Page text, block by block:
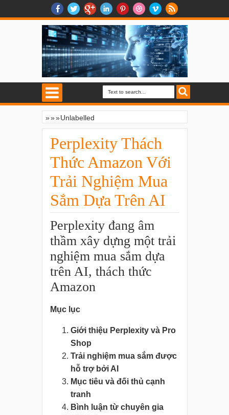
»» Unlabelled
»
Perplexity Thách
Thức Amazon Với
Trải Nghiệm Mua
Sắm Dựa Trên AI
Perplexity đang âm
thầm xây dựng một trải
nghiệm mua sắm dựa
trên AI, thách thức
Amazon
Mục lục
Giới thiệu Perplexity và Pro
Shop
Trải nghiệm mua sắm được
hỗ trợ bởi AI
Mục tiêu và đối thủ cạnh
tranh
Bình luận từ chuyên gia